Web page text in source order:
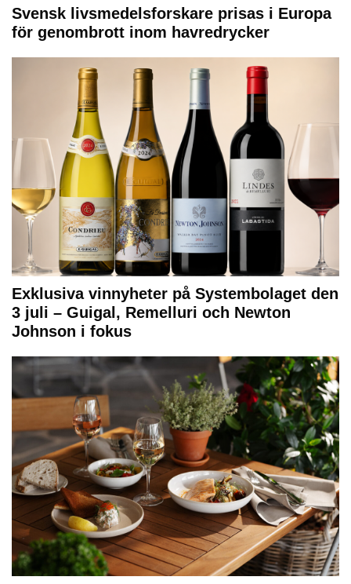
Svensk livsmedelsforskare prisas i Europa
för genombrott inom havredrycker
Exklusiva vinnyheter på Systembolaget den
3 juli – Guigal, Remelluri och Newton
Johnson i fokus